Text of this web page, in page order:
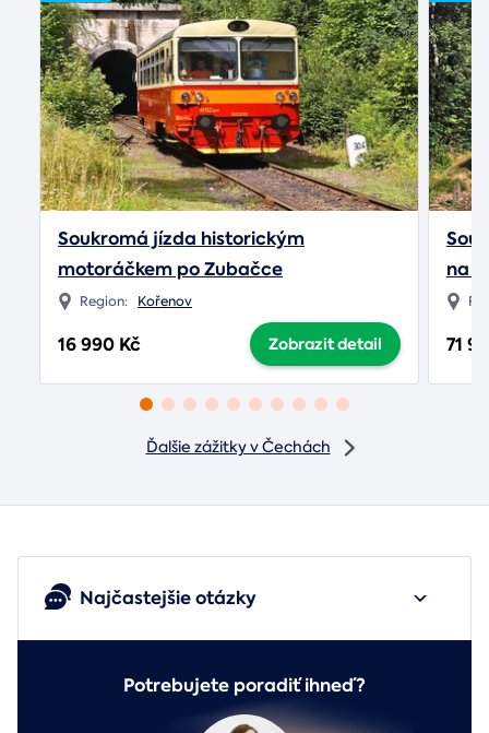
Soukromá jízda historickým
motoráčkem po Zubačce
Region: Kořenov
16 990 Kč Zobrazit detail
na
71
Ďalšie zážitky v Čechách
Najčastejšie otázky
Potrebujete poradiť ihneď?